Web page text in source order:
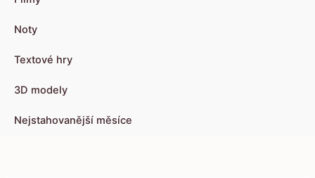
Noty
Textové hry
3D modely
Nejstahovanější měsíce